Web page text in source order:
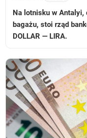
Na lotnisku w Antalyi,
bagażu, stoi rząd
DOLLAR — LIRA.